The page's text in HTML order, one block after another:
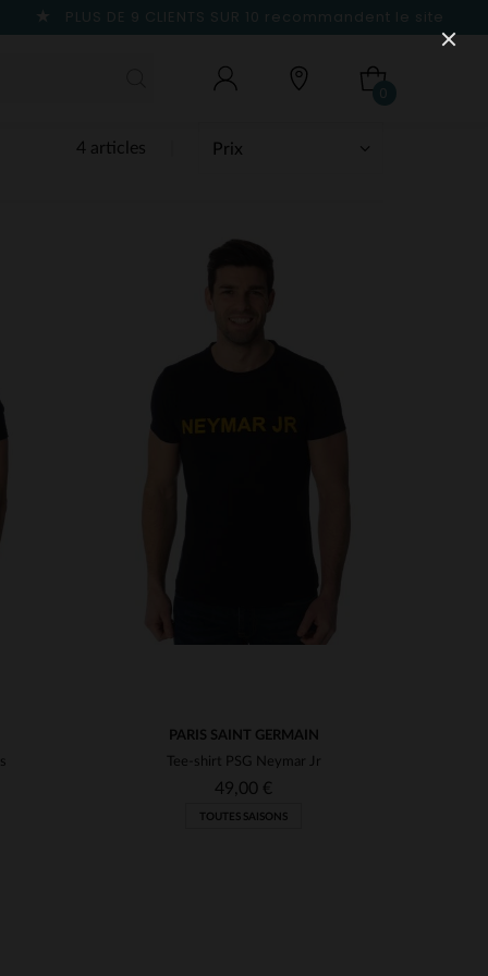
PLUS DE 9 CLIENTS SUR 10 recommandent le site
0
4 articles
PARIS SAINT GERMAIN
Tee-shirt PSG Neymar Jr
49,00 €
TOUTES SAISONS